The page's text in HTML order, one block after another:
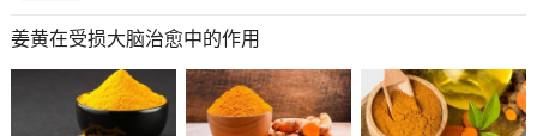
姜黄在受损大脑治愈中的作用